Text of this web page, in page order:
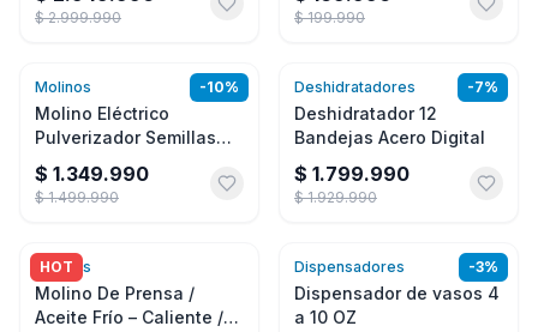
libras
$ 2.999.990 $ 199.990
-10%
Molinos
Molino Eléctrico
Pulverizador Semillas
Hierbas, Granos 2000g
$ 1.349.990
$ 1.499.990
-7%
Agregar
Deshidratadores
Deshidratador 12
Bandejas Acero Digital
$ 1.799.990
$ 1.929.990
HOT
Molinos
Molino De Prensa /
Aceite Frío – Caliente /
-3%
Agregar
Dispensadores
Dispensador de vasos 4
a 10 OZ